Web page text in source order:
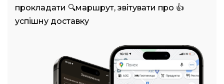
прокладати 🔍маршрут, звітувати про 👍
успішну доставку